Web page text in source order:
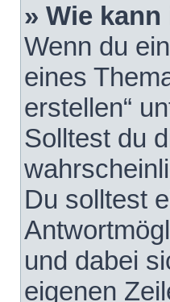
» Wie
Wenn du
eines
erstellen“
Solltest du
Du solltest
und dabei
eigenen